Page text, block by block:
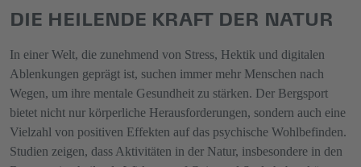
DIE HEILENDE KRAFT DER NATUR
In einer Welt, die zunehmend von Stress, Hektik und digitalen
Ablenkungen geprägt ist, suchen immer mehr Menschen nach
Wegen, um ihre mentale Gesundheit zu stärken. Der Bergsport
bietet nicht nur körperliche Herausforderungen, sondern auch eine
Vielzahl von positiven Effekten auf das psychische Wohlbefinden.
Studien zeigen, dass Aktivitäten in der Natur, insbesondere in den